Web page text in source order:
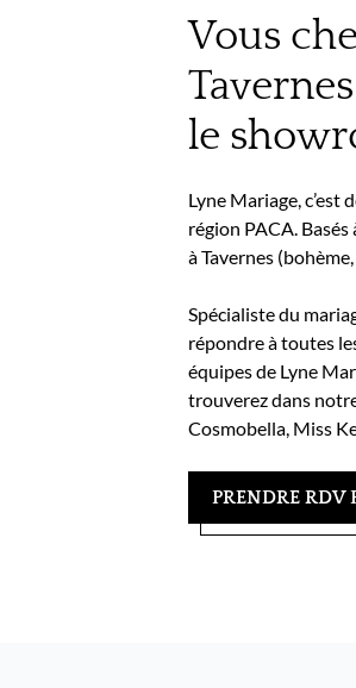
Vous
le
Lyne Mariage, c’est
région PACA.
à Tavernes
Spécialiste du
répondre à toutes
équipes de Lyne
trouverez dans
Cosmobella, Miss
PRENDRE RDV